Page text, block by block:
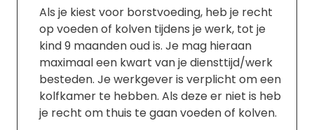
Als je kiest voor borstvoeding, heb je recht
op voeden of kolven tijdens je werk, tot je
kind 9 maanden oud is. Je mag hieraan
maximaal een kwart van je diensttijd/werk
besteden. Je werkgever is verplicht om een
kolfkamer te hebben. Als deze er niet is heb
je recht om thuis te gaan voeden of kolven.